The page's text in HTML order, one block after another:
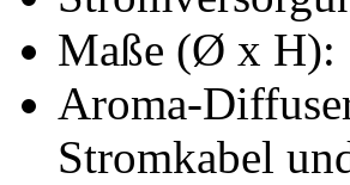
Maße (Ø x H):
Aroma-
Stromkabel